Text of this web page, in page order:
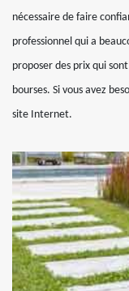
nécessaire de faire
professionnel qui a
proposer des prix qui
bourses. Si vous avez
site Internet.